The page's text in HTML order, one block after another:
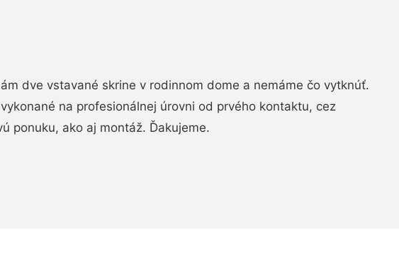
dve vstavané skrine v rodinnom dome a nemáme čo vytknúť.
na profesionálnej úrovni od prvého kontaktu, cez
ponuku, ako aj montáž. Ďakujeme.